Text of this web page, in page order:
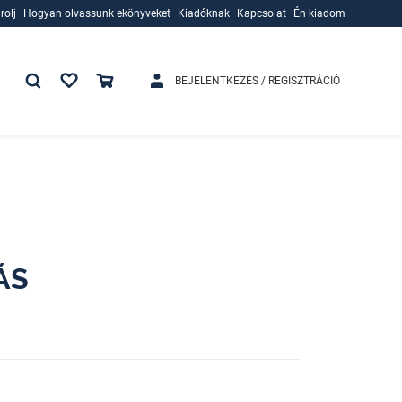
Hogyan olvassunk ekönyveket
Kiadóknak
Kapcsolat Én kiadom
BEJELENTKEZÉS / REGISZTRÁCIÓ